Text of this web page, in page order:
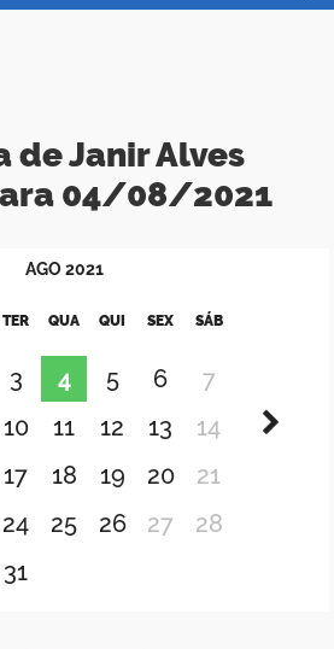
de Janir Alves
04/08/2021
AGO 2021
TER QUA QUI SEX SÁB
3 4 5 6
7
10 11 12 13
14
17 18 19 20
21
24 25 26 27
28
31